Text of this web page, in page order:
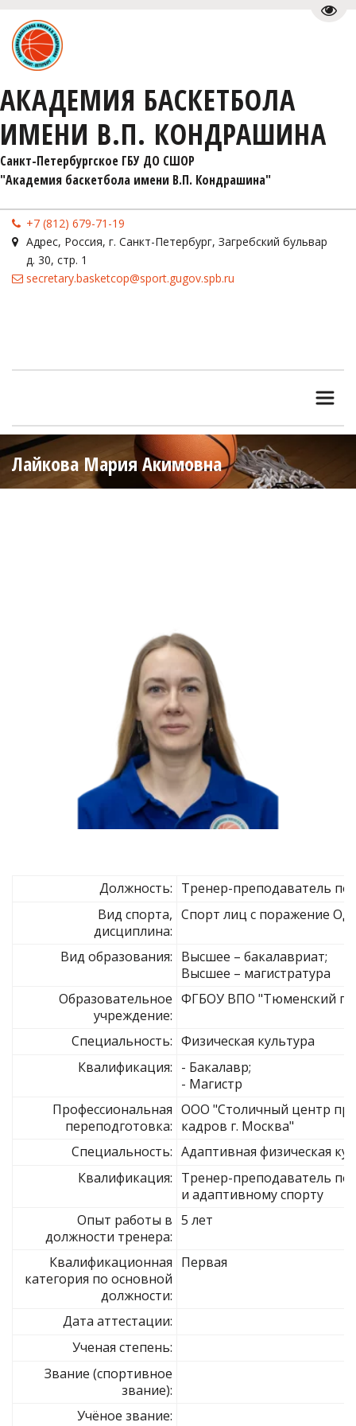
АКАДЕМИЯ БАСКЕТБОЛА
ИМЕНИ В.П. КОНДРАШИНА
Санкт-Петербургское ГБУ ДО СШОР
"Академия баскетбола имени В.П. Кондрашина"
+7 (812) 679-71-19
Адрес, Россия, г. Санкт-Петербург, Загребский бульвар
д. 30, стр. 1
secretary.basketcop@sport.gugov.spb.ru
Лайкова Мария Акимовна
Должность: Тренер-преподаватель по
Вид спорта,
дисциплина:
Спорт лиц с поражение
Вид образования: Высшее – бакалавриат;
Высшее – магистратура
Образовательное
учреждение:
ФГБОУ ВПО "Тюменский
Специальность: Физическая культура
Квалификация: - Бакалавр;
- Магистр
Профессиональная
переподготовка:
ООО "Столичный центр
кадров г. Москва"
Специальность: Адаптивная физическая
Квалификация: Тренер-преподаватель по
и адаптивному спорту
Опыт работы в
должности тренера:
5 лет
Квалификационная
категория по основной
должности:
Первая
Дата аттестации:
Ученая степень:
Звание (спортивное
звание):
Учёное звание: